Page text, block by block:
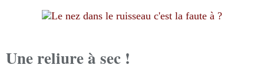
Une reliure à sec !